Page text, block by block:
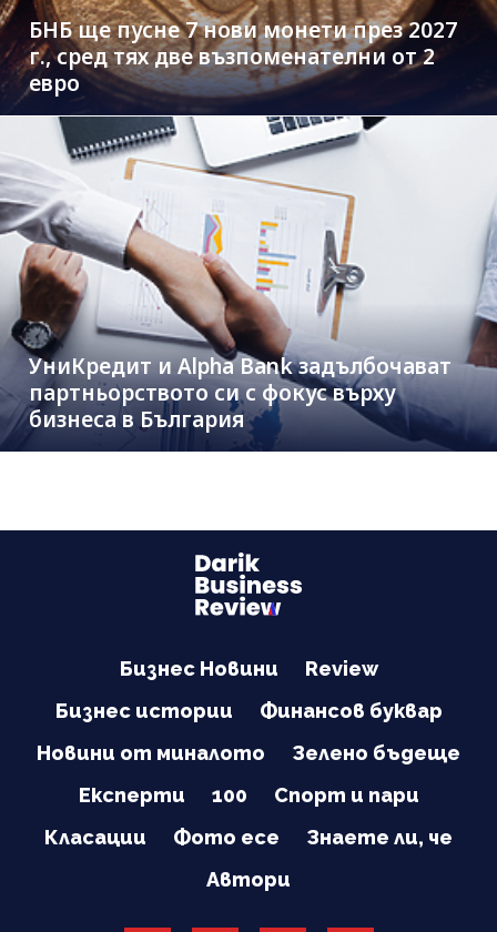
БНБ ще пусне 7 нови монети през 2027
г., сред тях две възпоменателни от 2
евро
УниКредит и Alpha Bank задълбочават
партньорството си с фокус върху
бизнеса в България
Бизнес Новини
Review
Бизнес истории
Финансов буквар
Новини от миналото
Зелено бъдеще
Експерти
100
Спорт и пари
Класации
Фото есе
Знаете ли, че
Автори